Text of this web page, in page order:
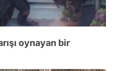
oynayan bir